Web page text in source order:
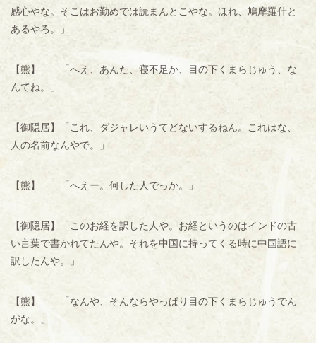
感心やな。そこはお勤めでは読まんとこやな。ほれ、鳩摩羅什と
あるやろ。」
【熊】 「へえ、あんた、寝不足か、目の下くまらじゅう、な
んてね。」
【御隠居】「これ、ダジャレいうてどないするねん。これはな、
人の名前なんやで。」
【熊】 「へえー。何した人でっか。」
【御隠居】「このお経を訳した人や。お経というのはインドの古
い言葉で書かれてたんや。それを中国に持ってくる時に中国語に
訳したんや。」
【熊】 「なんや、そんならやっぱり目の下くまらじゅうでん
がな。」